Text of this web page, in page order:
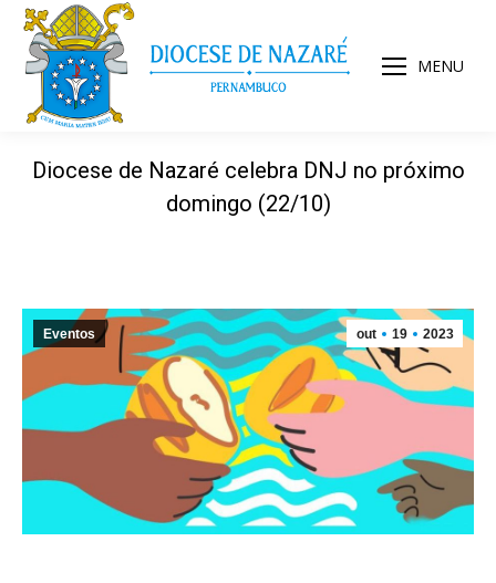
MENU
Diocese de Nazaré celebra DNJ no próximo
domingo (22/10)
out 19 2023
Eventos